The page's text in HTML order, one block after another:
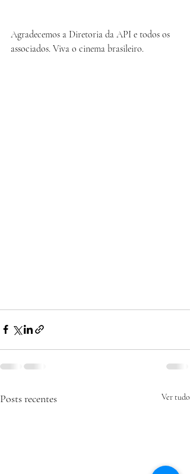
Agradecemos a Diretoria da API e todos os
associados. Viva o cinema brasileiro.
Posts recentes Ver tudo